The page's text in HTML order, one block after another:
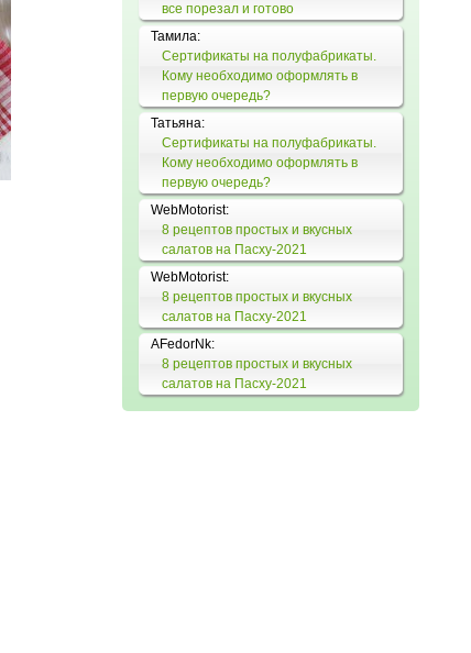
все порезал и готово
Тамила:
Сертификаты на полуфабрикаты.
Кому необходимо оформлять в
первую очередь?
Татьяна:
Сертификаты на полуфабрикаты.
Кому необходимо оформлять в
первую очередь?
WebMotorist:
8 рецептов простых и вкусных
салатов на Пасху-2021
WebMotorist:
8 рецептов простых и вкусных
салатов на Пасху-2021
AFedorNk:
8 рецептов простых и вкусных
салатов на Пасху-2021